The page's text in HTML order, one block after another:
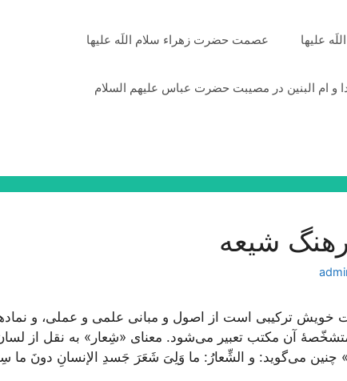
علیها عصمت حضرت زهراء سلام اللَه علیها
و ام البنین در مصیبت حضرت عباس علیهم السلام
شیعه
خویش ترکیبی است از اصول و مبانی علمی و عملی، و
آن مکتب تعبیر می‌شود. معنای «شِعار» به نقل از
چنین می‌گوید: و الشِّعارُ: ما وَلِیَ شَعَرَ جَسدِ الإنسانِ دونَ ما